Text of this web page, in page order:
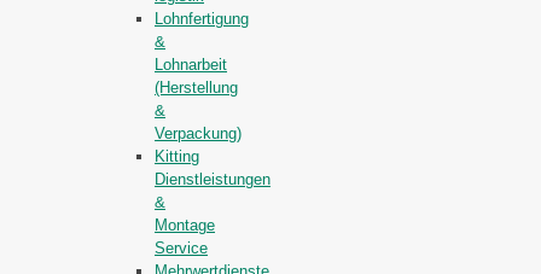
Lohnfertigung
&
Lohnarbeit
(Herstellung
&
Verpackung)
Kitting
Dienstleistungen
&
Montage
Service